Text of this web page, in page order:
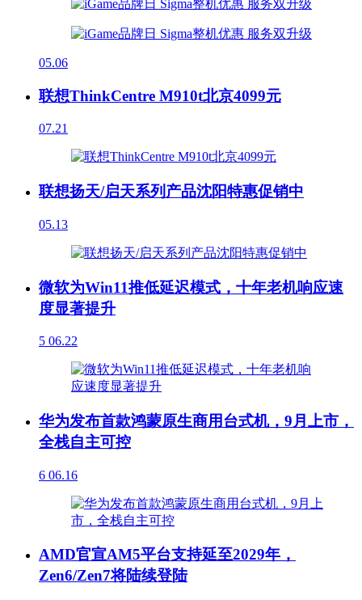
05.06
联想ThinkCentre M910t北京4099元
07.21
联想扬天/启天系列产品沈阳特惠促销中
05.13
微软为Win11推低延迟模式，十年老机响应速
度显著提升
5 06.22
华为发布首款鸿蒙原生商用台式机，9月上市，
全栈自主可控
6 06.16
AMD官宣AM5平台支持延至2029年，
Zen6/Zen7将陆续登陆